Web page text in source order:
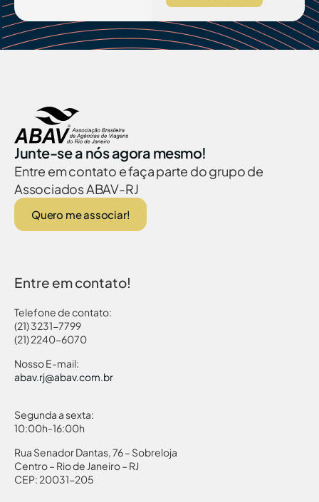
Junte-se a nós agora mesmo!
Entre em contato e faça parte do grupo de
Associados ABAV-RJ
Quero me associar!
Entre em contato!
Telefone de contato:
(21) 3231-7799
(21) 2240-6070
Nosso E-mail:
abav.rj@abav.com.br
Segunda a sexta:
10:00h-16:00h
Rua Senador Dantas, 76 – Sobreloja
Centro – Rio de Janeiro – RJ
CEP: 20031-205